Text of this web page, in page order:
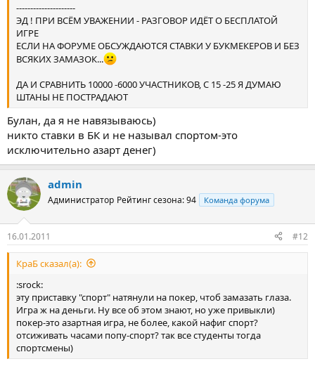
---------------------
ЭД ! ПРИ ВСЁМ УВАЖЕНИИ - РАЗГОВОР ИДЁТ О БЕСПЛАТОЙ
ИГРЕ
ЕСЛИ НА ФОРУМЕ ОБСУЖДАЮТСЯ СТАВКИ У БУКМЕКЕРОВ И БЕЗ
ВСЯКИХ ЗАМАЗОК...
ДА И СРАВНИТЬ 10000 -6000 УЧАСТНИКОВ, С 15 -25 Я ДУМАЮ
ШТАНЫ НЕ ПОСТРАДАЮТ
Булан, да я не навязываюсь)
никто ставки в БК и не называл спортом-это
исключительно азарт денег)
admin
Администратор Рейтинг сезона: 94 Команда форума
16.01.2011 #12
КраБ сказал(а):
:srock:
эту приставку "спорт" натянули на покер, чтоб замазать глаза.
Игра ж на деньги. Ну все об этом знают, но уже привыкли)
покер-это азартная игра, не более, какой нафиг спорт?
отсиживать часами попу-спорт? так все студенты тогда
спортсмены)